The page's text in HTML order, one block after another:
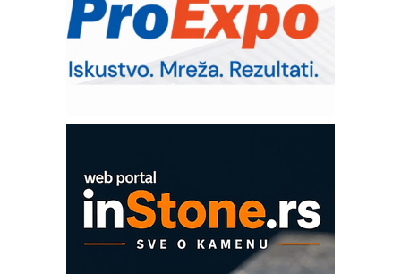
upravljanje mašinama
Sigurnije ispitivanje transformatora u
solarnim elektranama i vetroparkovima
Pranje točkova na gradilištu- standard
ROSA i SCHUNK podižu proizvodnju
Detekcija različitih oblika
MAREX - Lim i mašine za savremena
rešenja
Marcom-plast d.o.o.- vaš pouzdan